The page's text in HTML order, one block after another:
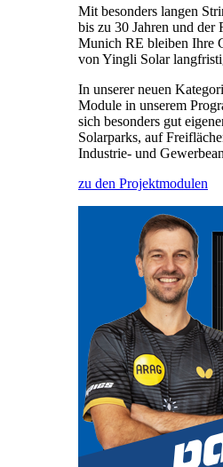
Mit besonders langen
bis zu 30 Jahren und der
Munich RE bleiben Ihre
von Yingli Solar
In unserer neuen
Module in unserem
sich besonders gut
Solarparks, auf
Industrie- und
zu den Projektmodulen